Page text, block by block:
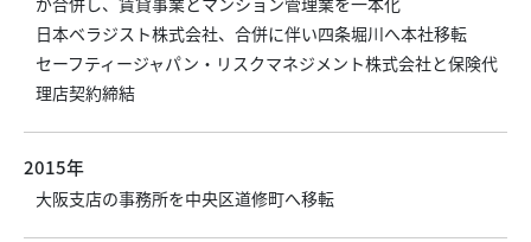
日本ベラジスト株式会社、合併に伴い四条堀川へ本社移転
セーフティージャパン・リスクマネジメント株式会社と保険代
理店契約締結
2015年
大阪支店の事務所を中央区道修町へ移転